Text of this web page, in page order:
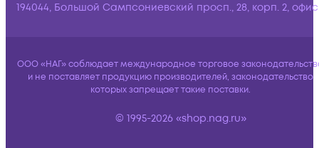
194044, Большой Сампсониевский просп., 28, корп. 2,
ООО «НАГ» соблюдает международное торговое
и не поставляет продукцию производителей, законодательство
которых запрещает такие поставки.
© 1995-2026 «shop.nag.ru»